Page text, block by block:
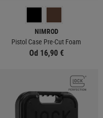
NIMROD
Pistol Case Pre-Cut Foam
Od 16,90 €